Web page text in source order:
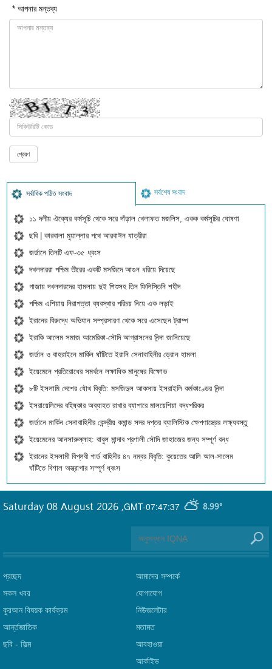
* আপনার মন্তব্য
সর্বাধিক পঠিত সংবাদ সর্বশেষ সংবাদ
১১ দলীয় ঐক্যের কর্মসূচি থেকে সরে দাঁড়াল খেলাফত মজলিস, একক কর্মসূচির ঘোষণা
ছবি | কারবালা মুয়াল্লার পথে আরবাঈন যাত্রীরা
জর্ডানে তিনটি এফ-৩৫ ধ্বংস
দখলদাররা পশ্চিম তীরের একটি মসজিদে আগুন ধরিয়ে দিয়েছে
গাজায় দখলদারদের হামলায় দুই শিশুসহ তিন ফিলিস্তিনি শহীদ
পশ্চিম এশিয়ায় নিরাপত্তা ব্যবস্থার পরিচয় নিয়ে এক লড়াই
ইরানের বিরুদ্ধে অভিযান সম্প্রসারণ থেকে সরে এসেছেন ট্রাম্প
ইরাকি আলেম সমাজ আমেরিকা-সৌদি আগ্রাসনের নিন্দা জানিয়েছে
জর্ডান ও বাহরাইনে মার্কিন ঘাঁটিতে ইরানি সেনাবাহিনীর ড্রোন হামলা
ইয়েমেনে প্রতিরোধের সমর্থনে লক্ষাধিক মানুষের বিক্ষোভ
৮টি ইসলামি দেশের যৌথ বিবৃতি: মসজিদুল আকসায় ইসরাইলি কর্মকাণ্ডের নিন্দা
ইসরায়েলিদের বহিষ্কার অব্যাহত রাখার ব্যাপারে মালয়েশিয়া বদ্ধপরিকর
জর্ডানে মার্কিন সেনাবাহিনীর কেন্দ্রীয় কমান্ড সদর দপ্তর ব্যালিস্টিক ক্ষেপণাস্ত্রের লক্ষ্যবস্তু
ইয়েমেনের আনসারুল্লাহ: বাবুল মান্দাব প্রণালী সৌদি জাহাজের জন্য সম্পূর্ণ বন্ধ
ইরানের ইসলামী বিপ্লবী গার্ড বাহিনীর ৪৭ নম্বর বিবৃতি: কুয়েতের আলি আল-সালেম
ঘাঁটিতে বিশাল অস্ত্রাগার সম্পূর্ণ ধ্বংস
GMT-07:47:37 8.99°
Saturday 08 August 2026 ,
প্রচ্ছদ
সকল খবর
কুরআন বিষয়ক কার্যক্রম
আর্ন্তজাতিক
ছবি‎ - ফিল্ম
আমাদের সম্পর্কে
যোগাযোগ
নিউজলেটার
মতামত
আবহাওয়া
আর্কাইভ